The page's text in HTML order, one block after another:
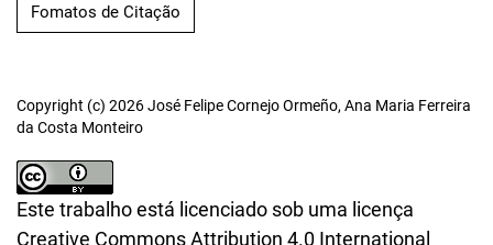
Fomatos de Citação
Copyright (c) 2026 José Felipe Cornejo Ormeño, Ana Maria Ferreira
da Costa Monteiro
Este trabalho está licenciado sob uma licença
Creative Commons Attribution 4.0 International